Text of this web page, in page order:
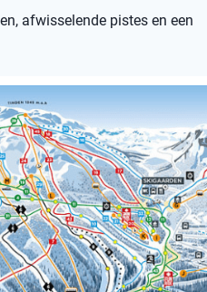
afwisselende pistes en een